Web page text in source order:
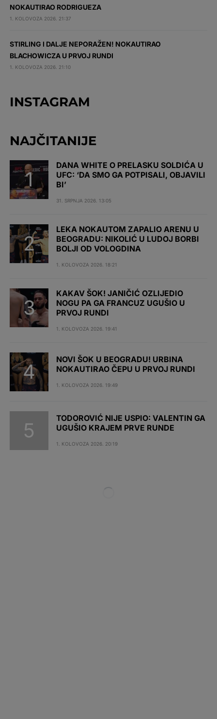
NOKAUTIRAO RODRIGUEZA
1. KOLOVOZA 2026. 21:37
STIRLING I DALJE NEPORAŽEN! NOKAUTIRAO
BLACHOWICZA U PRVOJ RUNDI
1. KOLOVOZA 2026. 21:10
INSTAGRAM
NAJČITANIJE
DANA WHITE O PRELASKU SOLDIĆA U
UFC: ‘DA SMO GA POTPISALI, OBJAVILI
BI’
31. SRPNJA 2026. 13:05
LEKA NOKAUTOM ZAPALIO ARENU U
BEOGRADU: NIKOLIĆ U LUDOJ BORBI
BOLJI OD VOLOGDINA
1. KOLOVOZA 2026. 18:21
KAKAV ŠOK! JANIČIĆ OZLIJEDIO
NOGU PA GA FRANCUZ UGUŠIO U
PRVOJ RUNDI
1. KOLOVOZA 2026. 19:41
NOVI ŠOK U BEOGRADU! URBINA
NOKAUTIRAO ČEPU U PRVOJ RUNDI
1. KOLOVOZA 2026. 19:49
TODOROVIĆ NIJE USPIO: VALENTIN GA
UGUŠIO KRAJEM PRVE RUNDE
1. KOLOVOZA 2026. 20:19